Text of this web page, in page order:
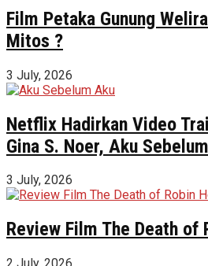
Film Petaka Gunung
Mitos ?
3 July, 2026
Netflix Hadirkan Video
Gina S. Noer, Aku
3 July, 2026
Review Film The Death of